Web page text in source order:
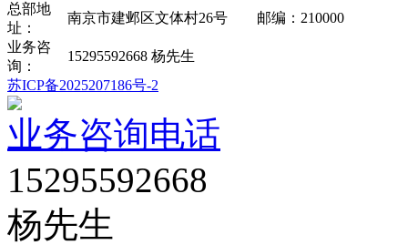
总部地
址：
南京市建邺区文体村26号 邮编：210000
业务咨
询：
15295592668 杨先生
苏ICP备2025207186号-2
业务咨询电话
15295592668
杨先生